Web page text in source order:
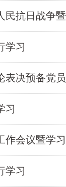
抗日战争
学习
表决预备党
习
会议暨学
学习